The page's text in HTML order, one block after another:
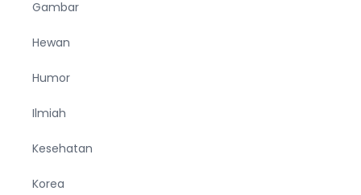
Gambar
Hewan
Humor
Ilmiah
Kesehatan
Korea